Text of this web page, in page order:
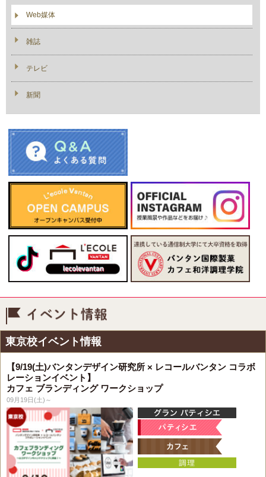
Web媒体
雑誌
テレビ
新聞
東京校イベント情報
【9/19(土)バンタンデザイン研究所 × レコールバンタン コラボ
レーションイベント】
カフェ ブランディング ワークショップ
09月19日(土)～